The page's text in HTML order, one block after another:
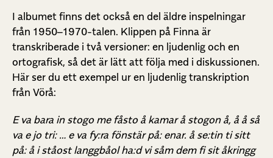
I albumet finns det också en del äldre inspelningar
från 1950–1970-talen. Klippen på Finna är
transkriberade i två versioner: en ljudenlig och en
ortografisk, så det är lätt att följa med i diskussionen.
Här ser du ett exempel ur en ljudenlig transkription
från Vörå:
E va bara in stogo me fåsto å kamar å stogon å, å å så
va e jo tri: … e va fy:ra fönstär på: enar. å se:tin ti sitt
på: å i ståost langgbåol ha:d vi såm dem fi sit åkringg